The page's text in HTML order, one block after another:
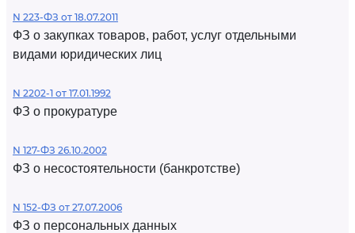
N 223-ФЗ от 18.07.2011
ФЗ о закупках товаров, работ, услуг отдельными
видами юридических лиц
N 2202-1 от 17.01.1992
ФЗ о прокуратуре
N 127-ФЗ 26.10.2002
ФЗ о несостоятельности (банкротстве)
N 152-ФЗ от 27.07.2006
ФЗ о персональных данных